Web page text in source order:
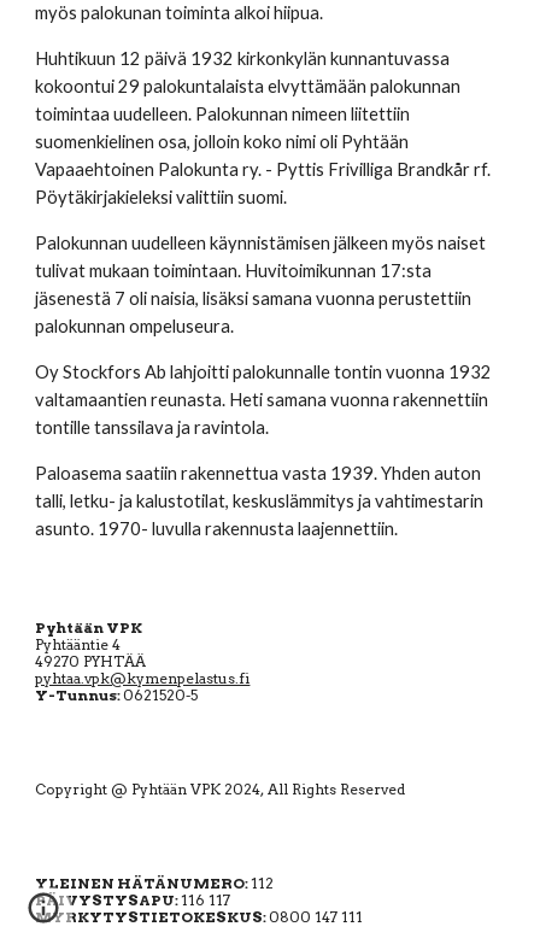
myös palokunan toiminta alkoi hiipua.
Huhtikuun 12 päivä 1932 kirkonkylän kunnantuvassa
kokoontui 29 palokuntalaista elvyttämään palokunnan
toimintaa uudelleen. Palokunnan nimeen liitettiin
suomenkielinen osa, jolloin koko nimi oli Pyhtään
Vapaaehtoinen Palokunta ry. - Pyttis Frivilliga Brandkår rf.
Pöytäkirjakieleksi valittiin suomi.
Palokunnan uudelleen käynnistämisen jälkeen myös naiset
tulivat mukaan toimintaan. Huvitoimikunnan 17:sta
jäsenestä 7 oli naisia, lisäksi samana vuonna perustettiin
palokunnan ompeluseura.
Oy Stockfors Ab lahjoitti palokunnalle tontin vuonna 1932
valtamaantien reunasta. Heti samana vuonna rakennettiin
tontille tanssilava ja ravintola.
Paloasema saatiin rakennettua vasta 1939. Yhden auton
talli, letku- ja kalustotilat, keskuslämmitys ja vahtimestarin
asunto. 1970- luvulla rakennusta laajennettiin.
Pyhtään VPK
Pyhtääntie 4
49270 PYHTÄÄ
pyhtaa.vpk@kymenpelastus.fi
Y-Tunnus:0621520-5
Copyright @ Pyhtään VPK 2024, All Rights Reserved
YLEINEN HÄTÄNUMERO:112
PÄIVYSTYSAPU:116 117
MYRKYTYSTIETOKESKUS:0800 147 111